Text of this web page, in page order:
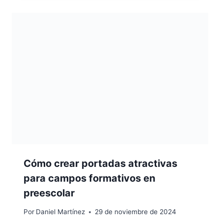
Cómo crear portadas atractivas
para campos formativos en
preescolar
Por Daniel Martínez 29 de noviembre de 2024